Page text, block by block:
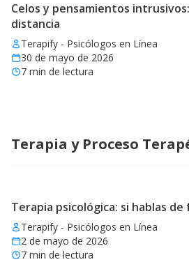
Celos y pensamientos
distancia
Terapify - Psicólogos en Línea
30 de mayo de 2026
7 min de lectura
Terapia y Proceso
Terapia psicológica: si hablas
Terapify - Psicólogos en Línea
2 de mayo de 2026
7 min de lectura